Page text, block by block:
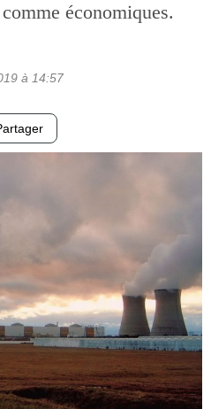
économiques.
à 14:57